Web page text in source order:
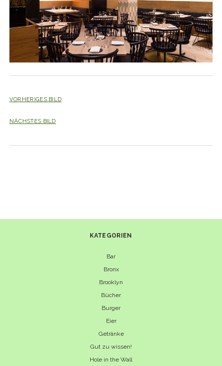
VORHERIGES BILD
NÄCHSTES BILD
KATEGORIEN
Bar
Bronx
Brooklyn
Bücher
Burger
Eier
Getränke
Gut zu wissen!
Hole in the Wall